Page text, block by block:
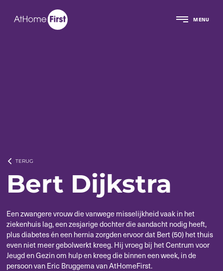
MENU
TERUG
Bert Dijkstra
Een zwangere vrouw die vanwege misselijkheid vaak in het
ziekenhuis lag, een zesjarige dochter die aandacht nodig heeft,
plus diabetes én een hernia zorgden ervoor dat Bert (50) het thuis
even niet meer gebolwerkt kreeg. Hij vroeg bij het Centrum voor
Jeugd en Gezin om hulp en kreeg die binnen een week, in de
persoon van Eric Bruggema van AtHomeFirst.